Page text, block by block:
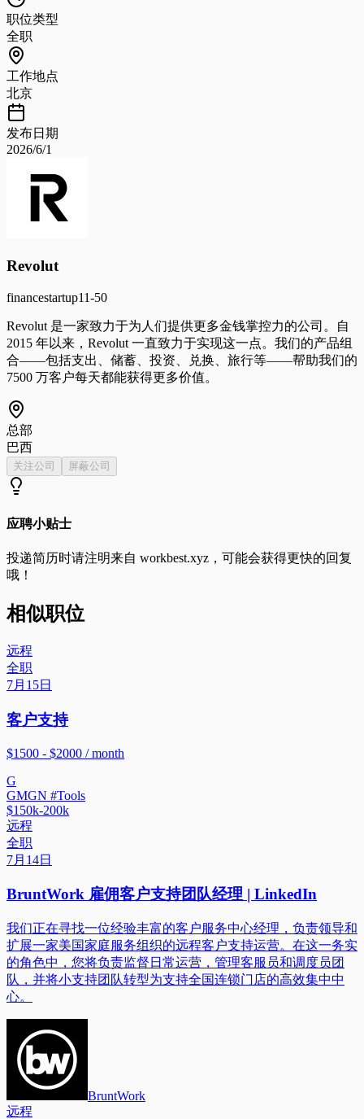
职位类型
全职
工作地点
北京
发布日期
2026/6/1
Revolut
financestartup11-50
Revolut 是一家致力于为人们提供更多金钱掌控力的公司。自
2015 年以来，Revolut 一直致力于实现这一点。我们的产品组
合——包括支出、储蓄、投资、兑换、旅行等——帮助我们的
7500 万客户每天都能获得更多价值。
总部
巴西
关注公司 屏蔽公司
应聘小贴士
投递简历时请注明来自 workbest.xyz ，可能会获得更快的回复
哦！
相似职位
远程
全职
7月15日
客户支持
$1500 - $2000 / month
G
GMGN #Tools
$150k-200k
远程
全职
7月14日
BruntWork 雇佣客户支持团队经理 | LinkedIn
我们正在寻找一位经验丰富的客户服务中心经理，负责领导和
扩展一家美国家庭服务组织的远程客户支持运营。在这一务实
的角色中，您将负责监督日常运营，管理客服员和调度员团
队，并将小支持团队转型为支持全国连锁门店的高效集中中
心。
BruntWork
远程